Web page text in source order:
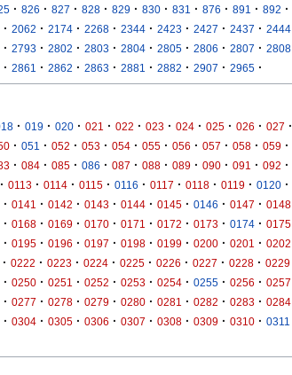
· 826 · 827 · 828 · 829 · 830 · 831 · 876 · 891 · 892 ·
· 2062 · 2174 · 2268 · 2344 · 2423 · 2427 · 2437 · 2444
· 2793 · 2802 · 2803 · 2804 · 2805 · 2806 · 2807 · 2808
· 2861 · 2862 · 2863 · 2881 · 2882 · 2907 · 2965 ·
· 019 · 020 · 021 · 022 · 023 · 024 · 025 · 026 · 027 ·
· 051 · 052 · 053 · 054 · 055 · 056 · 057 · 058 · 059 ·
· 084 · 085 · 086 · 087 · 088 · 089 · 090 · 091 · 092 ·
· 0113 · 0114 · 0115 · 0116 · 0117 · 0118 · 0119 · 0120 ·
· 0141 · 0142 · 0143 · 0144 · 0145 · 0146 · 0147 · 0148
· 0168 · 0169 · 0170 · 0171 · 0172 · 0173 · 0174 · 0175
· 0195 · 0196 · 0197 · 0198 · 0199 · 0200 · 0201 · 0202
· 0222 · 0223 · 0224 · 0225 · 0226 · 0227 · 0228 · 0229
· 0250 · 0251 · 0252 · 0253 · 0254 · 0255 · 0256 · 0257
· 0277 · 0278 · 0279 · 0280 · 0281 · 0282 · 0283 · 0284
· 0304 · 0305 · 0306 · 0307 · 0308 · 0309 · 0310 · 0311